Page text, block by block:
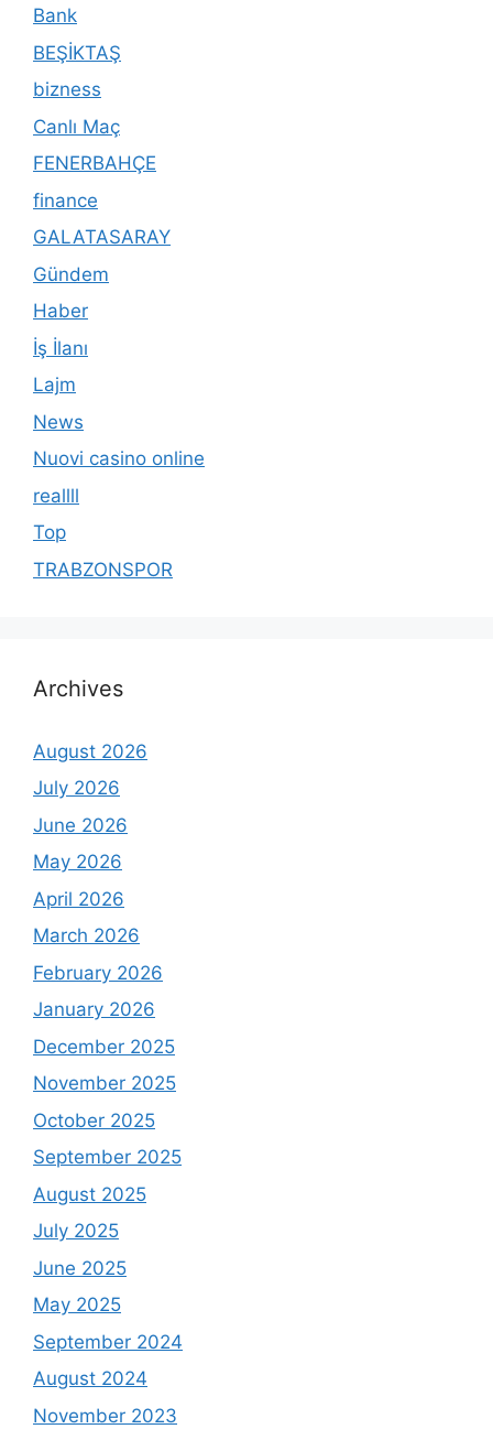
Bank
BEŞİKTAŞ
bizness
Canlı Maç
FENERBAHÇE
finance
GALATASARAY
Gündem
Haber
İş İlanı
Lajm
News
Nuovi casino online
reallll
Top
TRABZONSPOR
Archives
August 2026
July 2026
June 2026
May 2026
April 2026
March 2026
February 2026
January 2026
December 2025
November 2025
October 2025
September 2025
August 2025
July 2025
June 2025
May 2025
September 2024
August 2024
November 2023